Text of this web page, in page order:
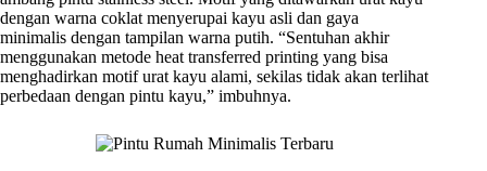
dengan warna coklat menyerupai kayu asli dan gaya
minimalis dengan tampilan warna putih. “Sentuhan akhir
menggunakan metode heat transferred printing yang bisa
menghadirkan motif urat kayu alami, sekilas tidak akan terlihat
perbedaan dengan pintu kayu,” imbuhnya.